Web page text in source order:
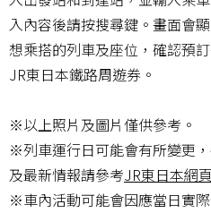
入內容後請按搜尋鍵。畫面會
想乘搭的列車及座位，確認預
JR東日本鐵路周遊券。
※以上照片及圖片僅供參考。
※列車運行日可能會有所變更
及最新情報請參考JR東日本網
※車內活動可能會因應當日實